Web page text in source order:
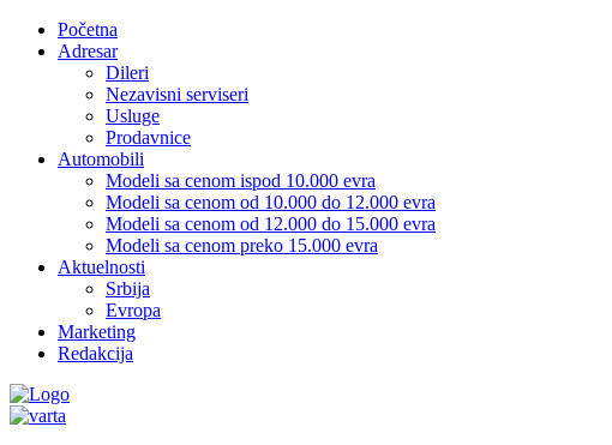
Početna
Adresar
Dileri
Nezavisni serviseri
Usluge
Prodavnice
Automobili
Modeli sa cenom ispod 10.000 evra
Modeli sa cenom od 10.000 do 12.000 evra
Modeli sa cenom od 12.000 do 15.000 evra
Modeli sa cenom preko 15.000 evra
Aktuelnosti
Srbija
Evropa
Marketing
Redakcija